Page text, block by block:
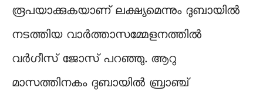
രൂപയാക്കുകയാണ് ലക്ഷ്യമെന്നും ദുബായിൽ
നടത്തിയ വാർത്താസമ്മേളനത്തിൽ
വർഗീസ് ജോസ് പറഞ്ഞു. ആറു
മാസത്തിനകം ദുബായിൽ ബ്രാഞ്ച്